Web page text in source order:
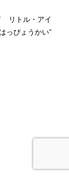
リトル・アイ
っぴょうかい”